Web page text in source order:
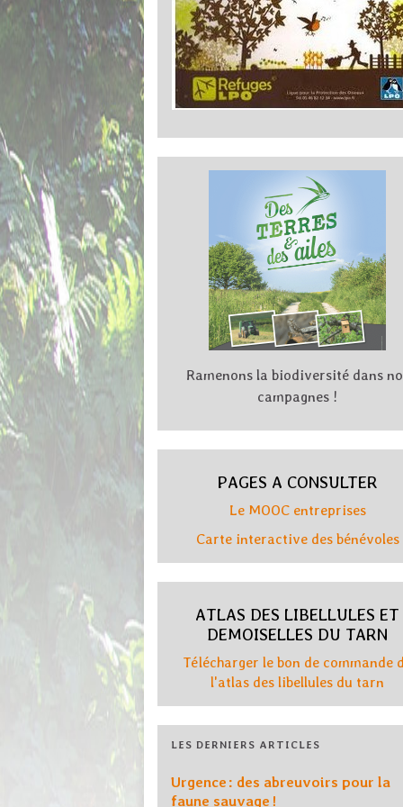
Ramenons la biodiversité dans
campagnes !
PAGES A CONSULTER
Le MOOC entreprises
Carte interactive des bénévoles
ATLAS DES LIBELLULES ET
DEMOISELLES DU TARN
Télécharger le bon de commande
l'atlas des libellules du tarn
LES DERNIERS ARTICLES
Urgence : des abreuvoirs pour la
faune sauvage !